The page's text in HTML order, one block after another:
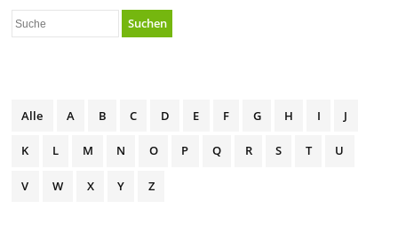
Suchen
Alle A B C D E F G H I J
K L M N O P Q R S T U
V W X Y Z